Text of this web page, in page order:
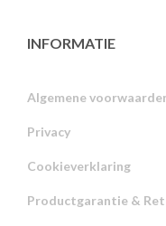
INFORMATIE
Algemene
Privacy
Cookieverklaring
Productgarantie &